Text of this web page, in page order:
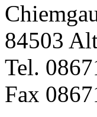
84503
Tel.
Fax